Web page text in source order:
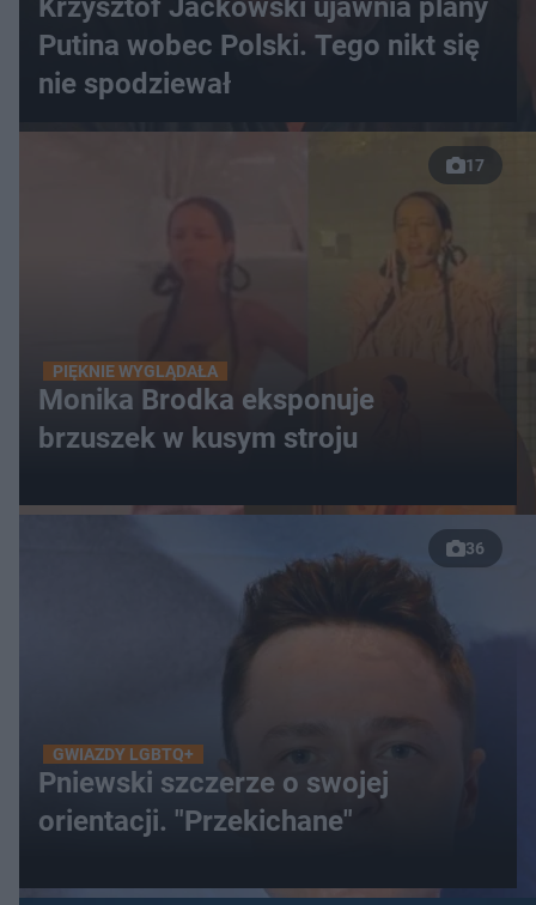
Krzysztof Jackowski ujawnia plany
Putina wobec Polski. Tego nikt się
nie spodziewał
17
PIĘKNIE WYGLĄDAŁA
Monika Brodka eksponuje
brzuszek w kusym stroju
36
GWIAZDY LGBTQ+
Pniewski szczerze o swojej
orientacji. "Przekichane"